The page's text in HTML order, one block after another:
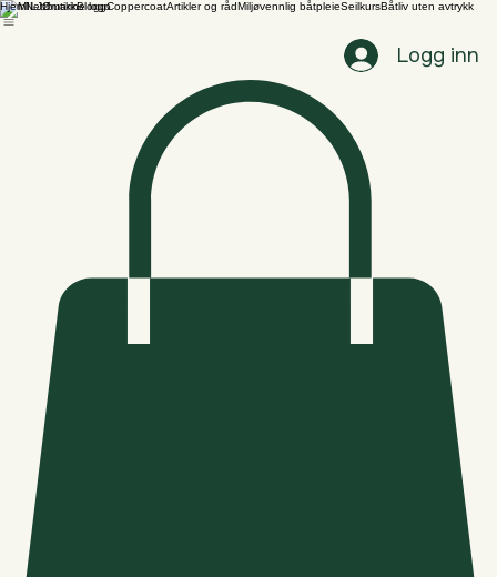
HjemNettbutikkBloggCoppercoatArtikler og rådMiljøvennlig båtpleieSeilkursBåtliv uten avtrykk
Logg inn